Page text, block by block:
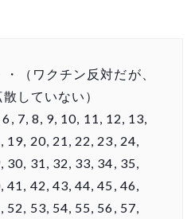
（ワクチン反対だが、
していない）
7, 8, 9, 10, 11, 12, 13,
19, 20, 21, 22, 23, 24,
30, 31, 32, 33, 34, 35,
41, 42, 43, 44, 45, 46,
52, 53, 54, 55, 56, 57,